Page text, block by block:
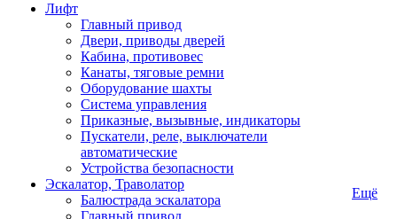
Лифт
Главный привод
Двери, приводы дверей
Кабина, противовес
Канаты, тяговые ремни
Оборудование шахты
Система управления
Приказные, вызывные, индикаторы
Пускатели, реле, выключатели
автоматические
Устройства безопасности
Эскалатор, Траволатор
Балюстрада эскалатора
Главный привод
Ещё